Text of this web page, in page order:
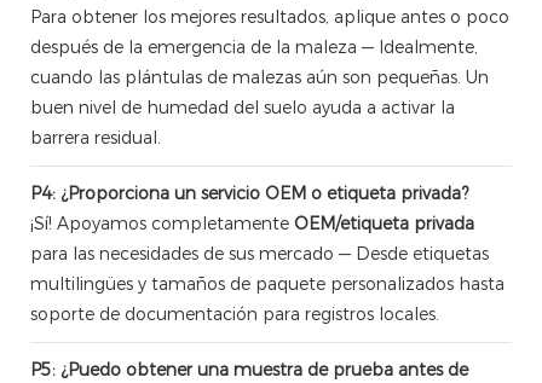
Para obtener los mejores resultados, aplique antes o poco
después de la emergencia de la maleza — Idealmente,
cuando las plántulas de malezas aún son pequeñas. Un
buen nivel de humedad del suelo ayuda a activar la
barrera residual.
P4: ¿Proporciona un servicio OEM o etiqueta privada?
¡Sí! Apoyamos completamente OEM/etiqueta privada
para las necesidades de sus mercado — Desde etiquetas
multilingües y tamaños de paquete personalizados hasta
soporte de documentación para registros locales.
P5: ¿Puedo obtener una muestra de prueba antes de